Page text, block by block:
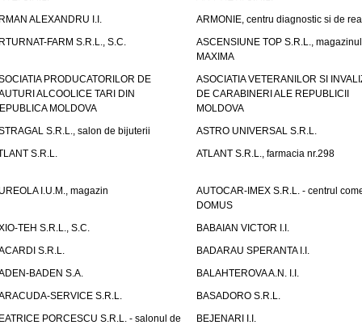
ALEXANDRU I.I.
ARMONIE, centru diagnostic si de
FARM S.R.L., S.C.
ASCENSIUNE TOP S.R.L., magazinul
MAXIMA
PRODUCATORILOR DE
ALCOOLICE TARI DIN
MOLDOVA
ASOCIATIA VETERANILOR SI
DE CARABINERI ALE REPUBLICII
MOLDOVA
S.R.L., salon de bijuterii
ASTRO UNIVERSAL S.R.L.
S.R.L.
ATLANT S.R.L., farmacia nr.298
I.U.M., magazin
AUTOCAR-IMEX S.R.L. - centrul
DOMUS
TEH S.R.L., S.C.
BABAIAN VICTOR I.I.
S.R.L.
BADARAU SPERANTA I.I.
BADEN S.A.
BALAHTEROVA A.N. I.I.
SERVICE S.R.L.
BASADORO S.R.L.
PORCESCU S.R.L. - salonul de
BEJENARI I.I.